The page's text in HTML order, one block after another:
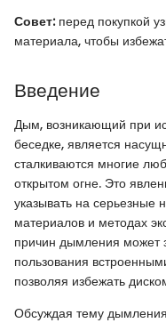
Совет:перед покупкой
материала, чтобы
Введение
Дым, возникающий при
беседке, является
сталкиваются многие
открытом огне. Это
указывать на серьезные
материалов и методах
причин дымления может
пользования
позволяя избежать
Обсуждая тему